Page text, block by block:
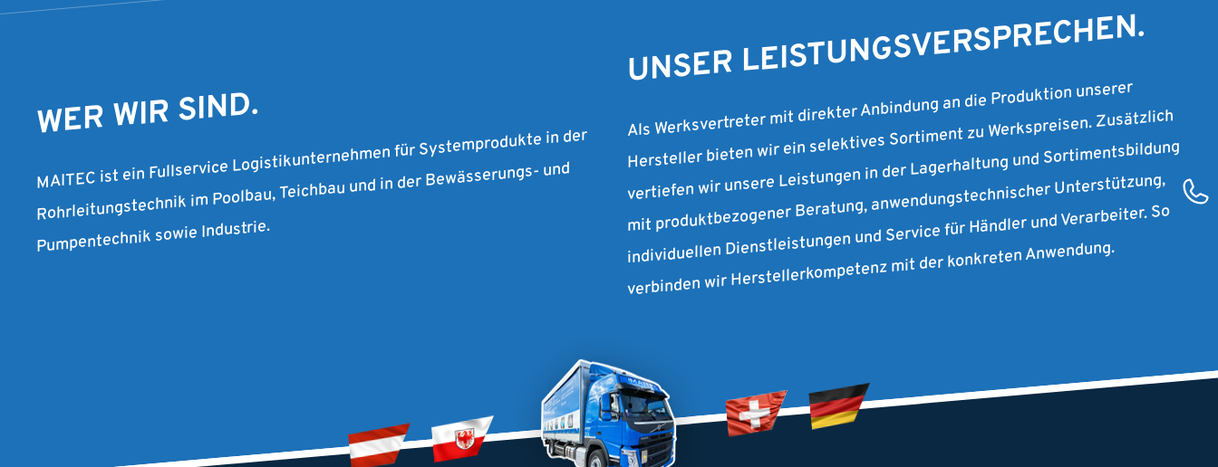
WER WIR SIND.
MAITEC ist ein Fullservice Logistikunternehmen für Systemprodukte in der
Rohrleitungstechnik im Poolbau, Teichbau und in der Bewässerungs- und
Pumpentechnik sowie Industrie.
UNSER LEISTUNGSVERSPRECHEN.
Als Werksvertreter mit direkter Anbindung an die Produktion unserer
Hersteller bieten wir ein selektives Sortiment zu Werkspreisen. Zusätzlich
vertiefen wir unsere Leistungen in der Lagerhaltung und Sortimentsbildung
mit produktbezogener Beratung, anwendungstechnischer Unterstützung,
individuellen Dienstleistungen und Service für Händler und Verarbeiter. So
verbinden wir Herstellerkompetenz mit der konkreten Anwendung.